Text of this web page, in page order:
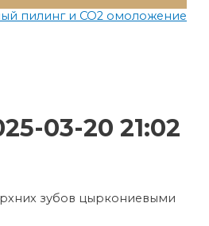
Меню
пилинг и СО2 омоложение
03-20 21:02
зубов цыркониевыми